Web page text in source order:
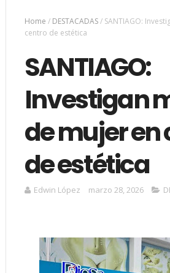
Home / DESTACADAS/ SANTIAGO:
centro de estética
SANTIAGO:
Investigan
de mujer en
de estética
Edwin López marzo 28, 2026